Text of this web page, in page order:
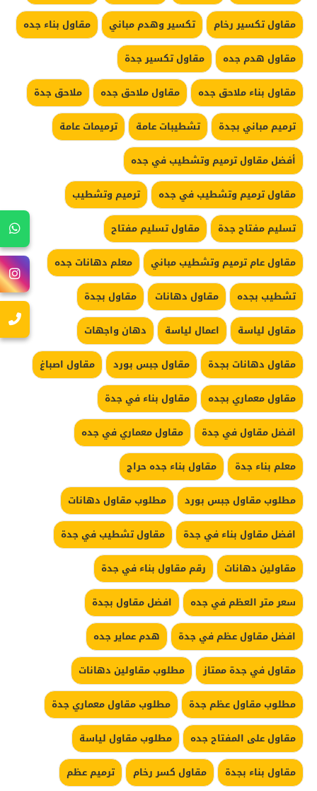
مقاول تكسير رخام
تكسير وهدم مباني
مقاول بناء جده
مقاول هدم جده
مقاول تكسير جدة
مقاول بناء ملاحق جده
مقاول ملاحق جده
ملاحق جدة
ترميم مباني بجدة
تشطيبات عامة
ترميمات عامة
أفضل مقاول ترميم وتشطيب في جده
مقاول ترميم وتشطيب في جده
ترميم وتشطيب
تسليم مفتاح جدة
مقاول تسليم مفتاح
مقاول عام ترميم وتشطيب مباني
معلم دهانات جده
تشطيب بجده
مقاول دهانات
مقاول بجدة
مقاول لياسة
اعمال لياسة
دهان واجهات
مقاول دهانات بجدة
مقاول جبس بورد
مقاول اصباغ
مقاول معماري بجده
مقاول بناء في جدة
افضل مقاول في جدة
مقاول معماري في جده
معلم بناء جدة
مقاول بناء جده حراج
مطلوب مقاول جبس بورد
مطلوب مقاول دهانات
افضل مقاول بناء في جدة
مقاول تشطيب في جدة
مقاولين دهانات
رقم مقاول بناء في جدة
سعر متر العظم في جده
افضل مقاول بجدة
افضل مقاول عظم في جدة
هدم عماير جده
مقاول في جدة ممتاز
مطلوب مقاولين دهانات
مطلوب مقاول عظم جدة
مطلوب مقاول معماري جدة
مقاول على المفتاح جده
مطلوب مقاول لياسة
مقاول بناء بجدة
مقاول كسر رخام
ترميم عظم